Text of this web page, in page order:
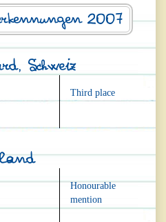
2007
Schweiz
Third place
Honourable
mention